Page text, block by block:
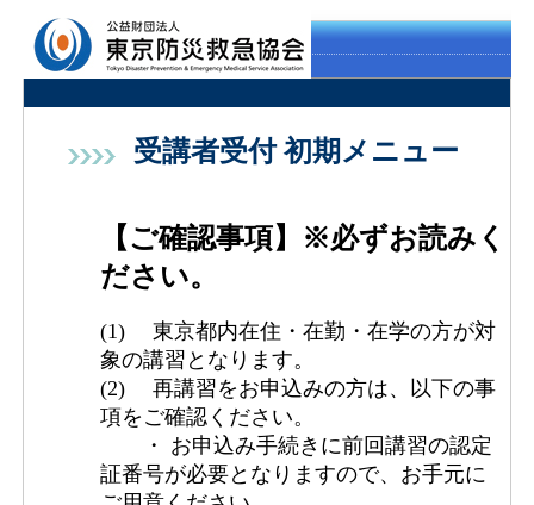
受講者受付 初期メニュー
【ご確認事項】※必ずお読みく
ださい。
(1) 東京都内在住・在勤・在学の方が対
象の講習となります。
(2) 再講習をお申込みの方は、以下の事
項をご確認ください。
・ お申込み手続きに前回講習の認定
証番号が必要となりますので、お手元に